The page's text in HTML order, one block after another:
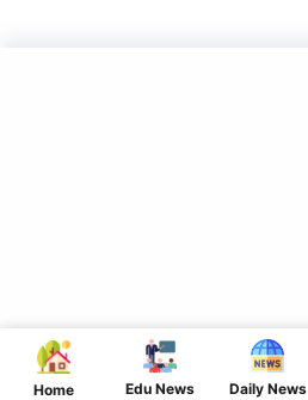
Home Edu News Daily News